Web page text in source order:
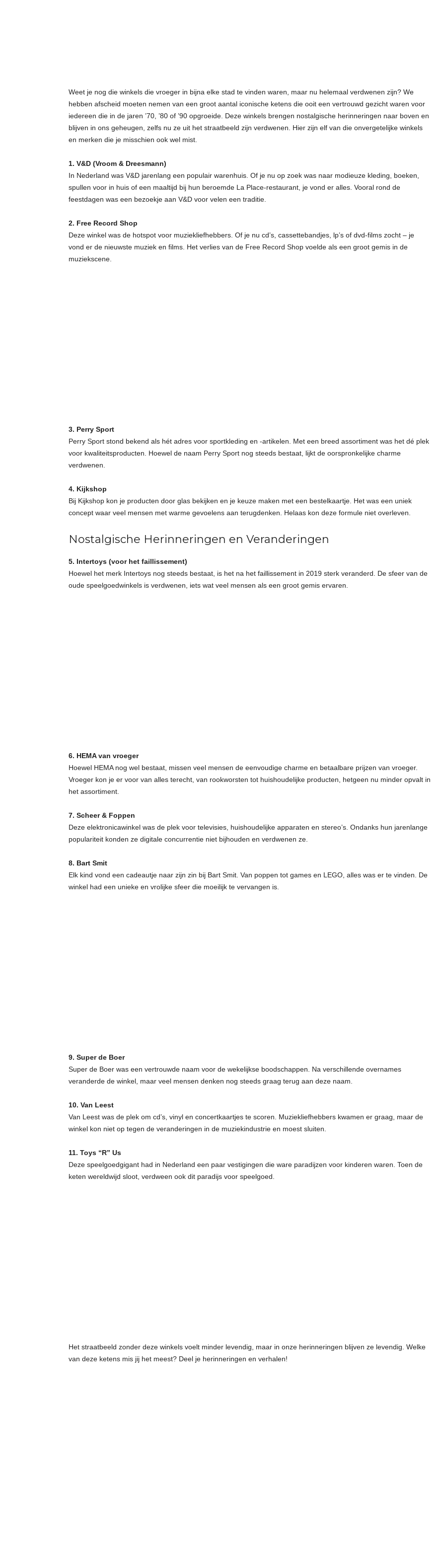
Weet je nog die winkels die vroeger in bijna elke stad te vinden waren, maar nu helemaal verdwenen zijn? We
hebben afscheid moeten nemen van een groot aantal iconische ketens die ooit een vertrouwd gezicht waren voor
iedereen die in de jaren ’70, ’80 of ’90 opgroeide. Deze winkels brengen nostalgische herinneringen naar boven en
blijven in ons geheugen, zelfs nu ze uit het straatbeeld zijn verdwenen. Hier zijn elf van die onvergetelijke winkels
en merken die je misschien ook wel mist.
1. V&D (Vroom & Dreesmann)
In Nederland was V&D jarenlang een populair warenhuis. Of je nu op zoek was naar modieuze kleding, boeken,
spullen voor in huis of een maaltijd bij hun beroemde La Place-restaurant, je vond er alles. Vooral rond de
feestdagen was een bezoekje aan V&D voor velen een traditie.
2. Free Record Shop
Deze winkel was de hotspot voor muziekliefhebbers. Of je nu cd’s, cassettebandjes, lp’s of dvd-films zocht – je
vond er de nieuwste muziek en films. Het verlies van de Free Record Shop voelde als een groot gemis in de
muziekscene.
3. Perry Sport
Perry Sport stond bekend als hét adres voor sportkleding en -artikelen. Met een breed assortiment was het dé plek
voor kwaliteitsproducten. Hoewel de naam Perry Sport nog steeds bestaat, lijkt de oorspronkelijke charme
verdwenen.
4. Kijkshop
Bij Kijkshop kon je producten door glas bekijken en je keuze maken met een bestelkaartje. Het was een uniek
concept waar veel mensen met warme gevoelens aan terugdenken. Helaas kon deze formule niet overleven.
Nostalgische Herinneringen en Veranderingen
5. Intertoys (voor het faillissement)
Hoewel het merk Intertoys nog steeds bestaat, is het na het faillissement in 2019 sterk veranderd. De sfeer van de
oude speelgoedwinkels is verdwenen, iets wat veel mensen als een groot gemis ervaren.
6. HEMA van vroeger
Hoewel HEMA nog wel bestaat, missen veel mensen de eenvoudige charme en betaalbare prijzen van vroeger.
Vroeger kon je er voor van alles terecht, van rookworsten tot huishoudelijke producten, hetgeen nu minder opvalt in
het assortiment.
7. Scheer & Foppen
Deze elektronicawinkel was de plek voor televisies, huishoudelijke apparaten en stereo’s. Ondanks hun jarenlange
populariteit konden ze digitale concurrentie niet bijhouden en verdwenen ze.
8. Bart Smit
Elk kind vond een cadeautje naar zijn zin bij Bart Smit. Van poppen tot games en LEGO, alles was er te vinden. De
winkel had een unieke en vrolijke sfeer die moeilijk te vervangen is.
9. Super de Boer
Super de Boer was een vertrouwde naam voor de wekelijkse boodschappen. Na verschillende overnames
veranderde de winkel, maar veel mensen denken nog steeds graag terug aan deze naam.
10. Van Leest
Van Leest was de plek om cd’s, vinyl en concertkaartjes te scoren. Muziekliefhebbers kwamen er graag, maar de
winkel kon niet op tegen de veranderingen in de muziekindustrie en moest sluiten.
11. Toys “R” Us
Deze speelgoedgigant had in Nederland een paar vestigingen die ware paradijzen voor kinderen waren. Toen de
keten wereldwijd sloot, verdween ook dit paradijs voor speelgoed.
Het straatbeeld zonder deze winkels voelt minder levendig, maar in onze herinneringen blijven ze levendig. Welke
van deze ketens mis jij het meest? Deel je herinneringen en verhalen!